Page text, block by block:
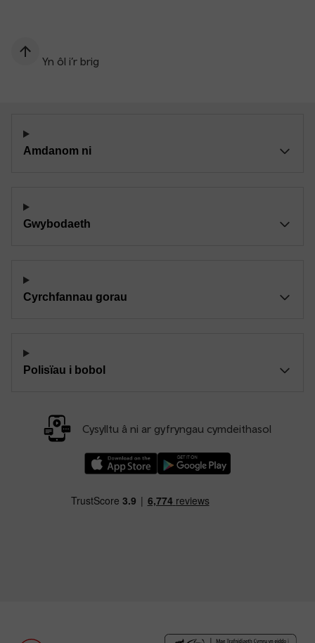
Yn ôl i’r brig
Amdanom ni
Gwybodaeth
Cyrchfannau gorau
Polisïau i bobol
Cysylltu â ni ar gyfryngau cymdeithasol